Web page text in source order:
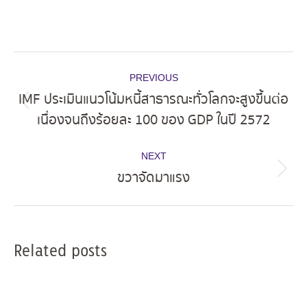
navigation
PREVIOUS
post:
IMF ประเมินแนวโน้มหนี้สาธารณะทั่วโลกจะสูงขึ้นต่อ
เนื่องจนถึงร้อยละ 100 ของ GDP ในปี 2572
NEXT
Next
ขวาจัดมาแรง
Related posts